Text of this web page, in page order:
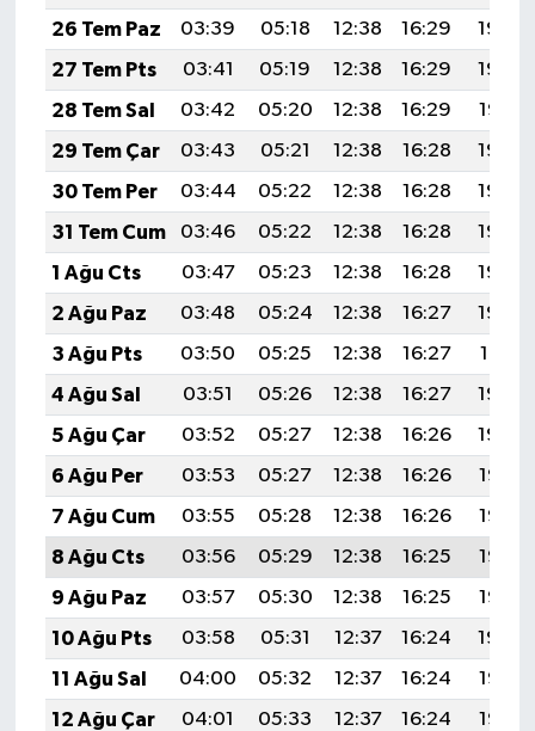
26 Tem Paz
03:39 05:18 12:38 16:29
19:49
27 Tem Pts
03:41 05:19 12:38 16:29
19:48
28 Tem Sal
03:42 05:20 12:38 16:29
19:47
29 Tem Çar
03:43 05:21 12:38 16:28
19:46
30 Tem Per
03:44 05:22 12:38 16:28
19:45
31 Tem Cum
03:46 05:22 12:38 16:28
19:44
1 Ağu Cts
03:47 05:23 12:38 16:28
19:43
2 Ağu Paz
03:48 05:24 12:38 16:27
19:42
3 Ağu Pts
03:50 05:25 12:38 16:27
19:41
4 Ağu Sal
03:51 05:26 12:38 16:27
19:40
5 Ağu Çar
03:52 05:27 12:38 16:26
19:39
6 Ağu Per
03:53 05:27 12:38 16:26
19:38
7 Ağu Cum
03:55 05:28 12:38 16:26
19:37
8 Ağu Cts
03:56 05:29 12:38 16:25
19:36
9 Ağu Paz
03:57 05:30 12:38 16:25
19:35
10 Ağu Pts
03:58 05:31 12:37 16:24
19:34
11 Ağu Sal
04:00 05:32 12:37 16:24
19:33
12 Ağu Çar
04:01 05:33 12:37 16:24
19:32